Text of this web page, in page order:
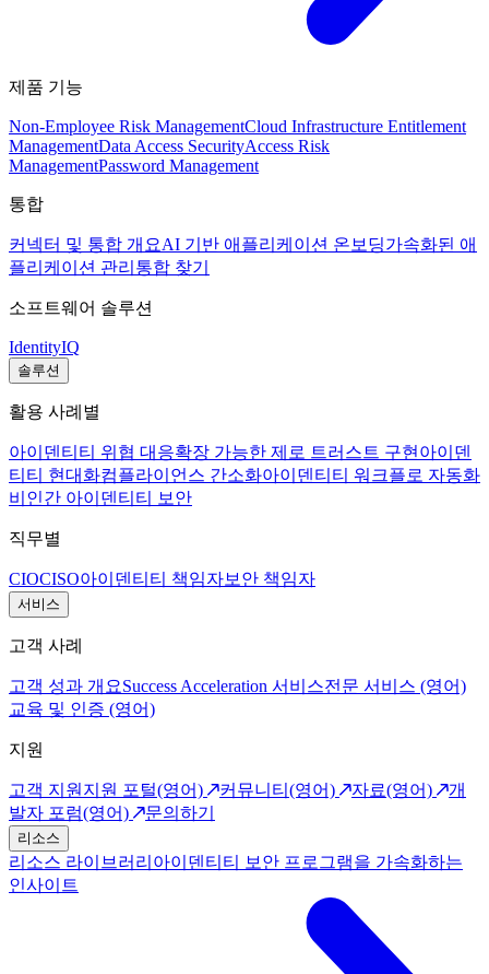
제품 기능
Non-Employee Risk ManagementCloud Infrastructure Entitlement
ManagementData Access SecurityAccess Risk
ManagementPassword Management
통합
커넥터 및 통합 개요AI 기반 애플리케이션 온보딩가속화된 애
플리케이션 관리 통합 찾기
소프트웨어 솔루션
IdentityIQ
솔루션
활용 사례별
아이덴티티 위협 대응확장 가능한 제로 트러스트 구현 아이덴
티티 현대화컴플라이언스 간소화아이덴티티 워크플로 자동화
비인간 아이덴티티 보안
직무별
CIOCISO아이덴티티 책임자보안 책임자
서비스
고객 사례
고객 성과 개요Success Acceleration 서비스전문 서비스 (영어)
교육 및 인증 (영어)
지원
고객 지원 지원 포털(영어) 커뮤니티(영어) 자료(영어)
개
발자 포럼(영어)
문의하기
리소스
리소스 라이브러리 아이덴티티 보안 프로그램을 가속화하는
인사이트